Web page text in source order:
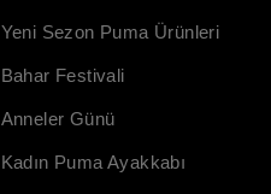
Yeni Sezon Puma Ürünleri
Bahar Festivali
Anneler Günü
Kadın Puma Ayakkabı